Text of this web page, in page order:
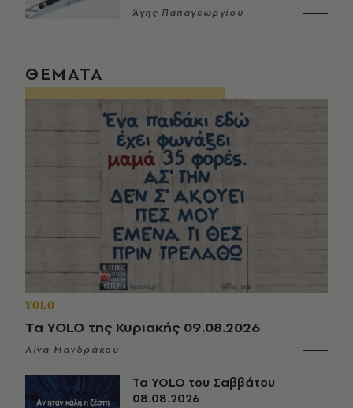
Άγης Παπαγεωργίου
ΘΕΜΑΤΑ
YOLO
Τα YOLO της Κυριακής 09.08.2026
Λίνα Μανδράκου
Τα YOLO του Σαββάτου
08.08.2026